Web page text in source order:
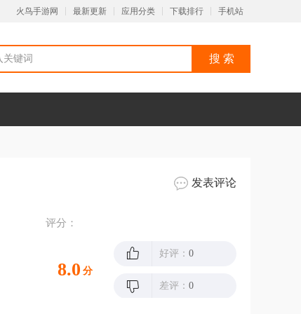
火鸟手游网 最新更新 应用分类 下载排行 手机站
发表评论
评分：
8.0 分
好评： 0
差评： 0